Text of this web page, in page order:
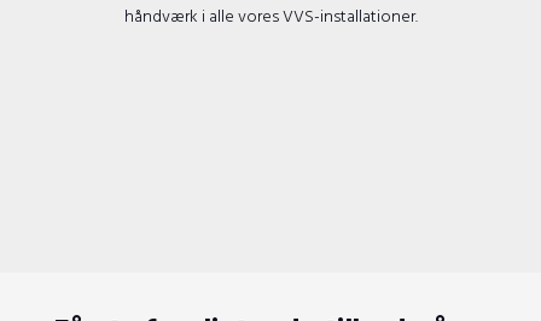
håndværk i alle vores VVS-installationer.